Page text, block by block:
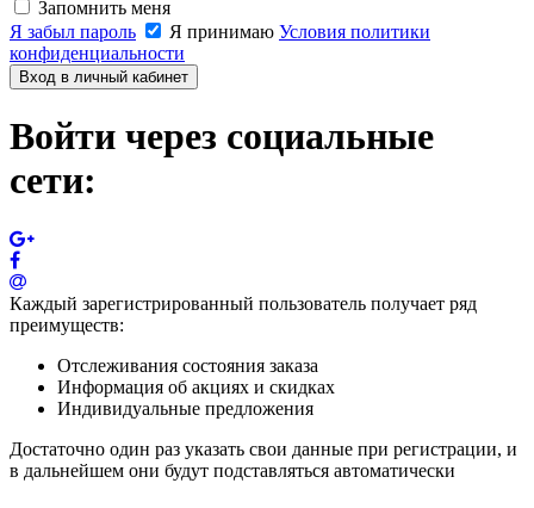
Запомнить меня
Я забыл пароль
Я принимаю Условия политики
конфиденциальности
Вход в личный кабинет
Войти через социальные
сети:
Каждый зарегистрированный пользователь получает ряд
преимуществ:
Отслеживания состояния заказа
Информация об акциях и скидках
Индивидуальные предложения
Достаточно один раз указать свои данные при регистрации, и
в дальнейшем они будут подставляться автоматически